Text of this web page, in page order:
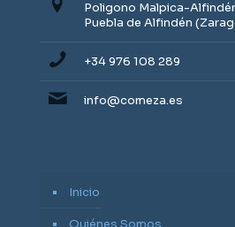
Poligono Malpica-
Puebla de Alfindén
+34 976 108 289
info@comeza.es
Inicio